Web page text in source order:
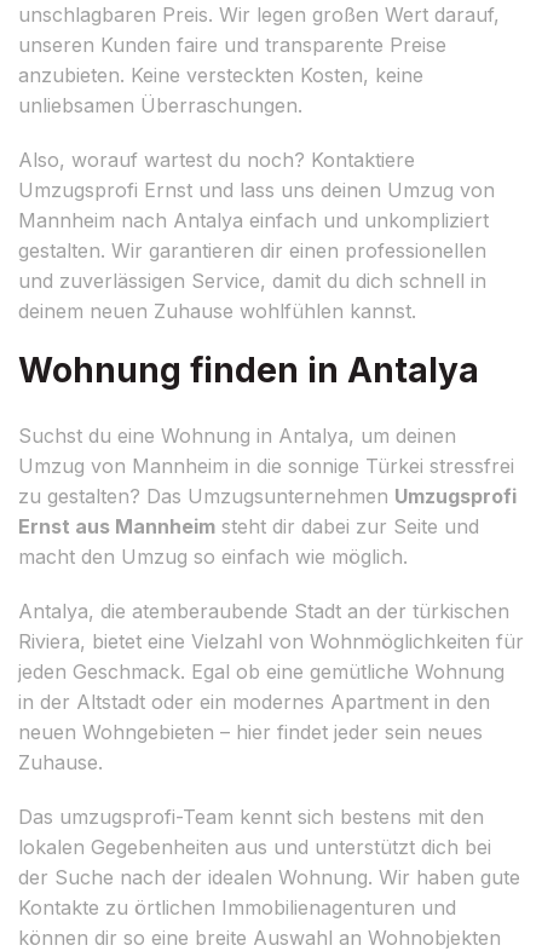
unschlagbaren Preis. Wir legen großen Wert darauf,
unseren Kunden faire und transparente Preise
anzubieten. Keine versteckten Kosten, keine
unliebsamen Überraschungen.
Also, worauf wartest du noch? Kontaktiere
Umzugsprofi Ernst und lass uns deinen Umzug von
Mannheim nach Antalya einfach und unkompliziert
gestalten. Wir garantieren dir einen professionellen
und zuverlässigen Service, damit du dich schnell in
deinem neuen Zuhause wohlfühlen kannst.
Wohnung finden in Antalya
Suchst du eine Wohnung in Antalya, um deinen
Umzug von Mannheim in die sonnige Türkei stressfrei
zu gestalten? Das Umzugsunternehmen Umzugsprofi
Ernst aus Mannheim steht dir dabei zur Seite und
macht den Umzug so einfach wie möglich.
Antalya, die atemberaubende Stadt an der türkischen
Riviera, bietet eine Vielzahl von Wohnmöglichkeiten für
jeden Geschmack. Egal ob eine gemütliche Wohnung
in der Altstadt oder ein modernes Apartment in den
neuen Wohngebieten – hier findet jeder sein neues
Zuhause.
Das umzugsprofi-Team kennt sich bestens mit den
lokalen Gegebenheiten aus und unterstützt dich bei
der Suche nach der idealen Wohnung. Wir haben gute
Kontakte zu örtlichen Immobilienagenturen und
können dir so eine breite Auswahl an Wohnobjekten